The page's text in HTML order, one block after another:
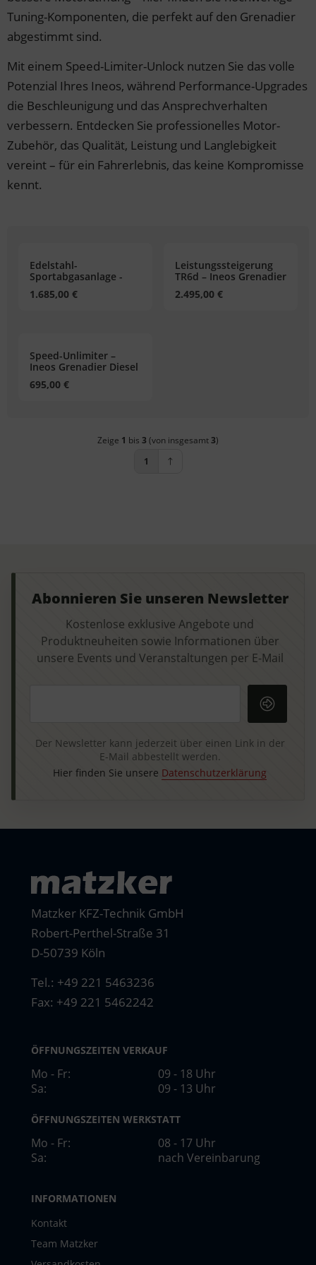
Tuning-Komponenten, die perfekt auf den Grenadier
abgestimmt sind.
Mit einem Speed-Limiter-Unlock nutzen Sie das volle
Potenzial Ihres Ineos, während Performance-Upgrades
die Beschleunigung und das Ansprechverhalten
verbessern. Entdecken Sie professionelles Motor-
Zubehör, das Qualität, Leistung und Langlebigkeit
vereint – für ein Fahrerlebnis, das keine Kompromisse
kennt.
Edelstahl-
Sportabgasanlage -
Ineos Grenadier 3.0
Benzin
1.685,00 €
Leistungssteigerung
TR6d – Ineos Grenadier
(B57 Motor)
2.495,00 €
Speed-Unlimiter –
Ineos Grenadier Diesel
695,00 €
Zeige 1 bis 3 (von insgesamt3)
1
Abonnieren Sie unseren Newsletter
Kostenlose exklusive Angebote und
Produktneuheiten sowie Informationen über
unsere Events und Veranstaltungen per E-Mail
Der Newsletter kann jederzeit über einen Link in der
E-Mail abbestellt werden.
Hier finden Sie unsere Datenschutzerklärung
Matzker KFZ-Technik GmbH
Robert-Perthel-Straße 31
D-50739 Köln
Tel.: +49 221 5463236
Fax: +49 221 5462242
ÖFFNUNGSZEITEN VERKAUF
Mo - Fr:
09 - 18 Uhr
Sa:
09 - 13 Uhr
ÖFFNUNGSZEITEN WERKSTATT
Mo - Fr:
08 - 17 Uhr
Sa:
nach Vereinbarung
INFORMATIONEN
Kontakt
Team Matzker
& Reifen
& Reifen
& Reifen
& Reifen
& Reifen